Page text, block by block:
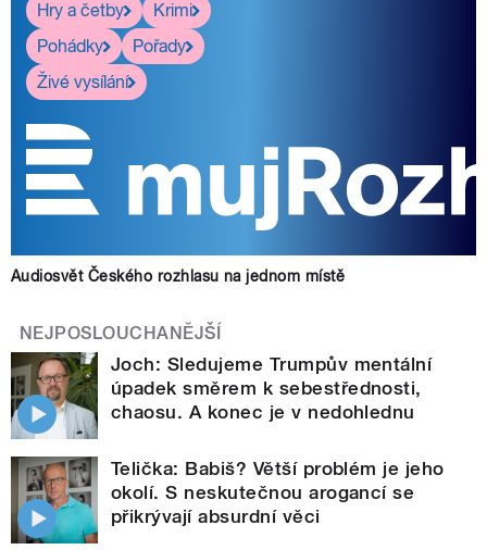
Hry a četby
Krimi
Pohádky
Pořady
Živé vysílání
Audiosvět Českého rozhlasu na jednom místě
NEJPOSLOUCHANĚJŠÍ
Joch: Sledujeme Trumpův mentální
úpadek směrem k sebestřednosti,
chaosu. A konec je v nedohlednu
Telička: Babiš? Větší problém je jeho
okolí. S neskutečnou arogancí se
přikrývají absurdní věci